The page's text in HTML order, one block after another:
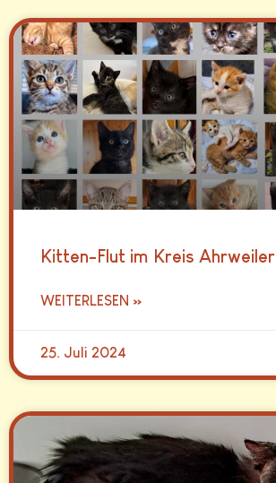
Kitten-Flut im Kreis Ahrweiler
WEITERLESEN »
25. Juli 2024